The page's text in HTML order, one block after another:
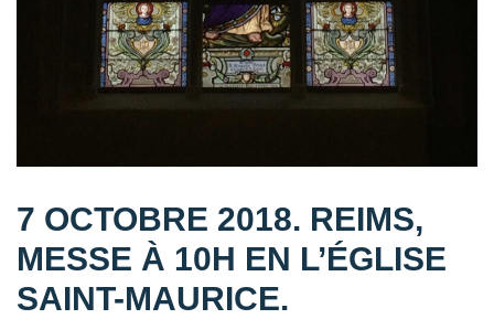
7 OCTOBRE 2018. REIMS,
MESSE À 10H EN L’ÉGLISE
SAINT-MAURICE.